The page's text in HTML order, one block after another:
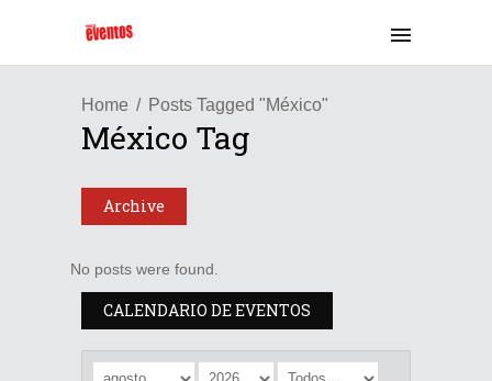
Home Posts Tagged "México"
México Tag
Archive
No posts were found.
CALENDARIO DE EVENTOS